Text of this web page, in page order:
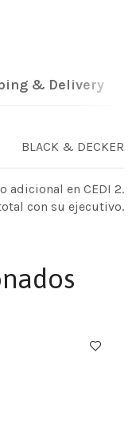
& Delivery
BLACK & DECKER
adicional en CEDI 2.
con su ejecutivo.